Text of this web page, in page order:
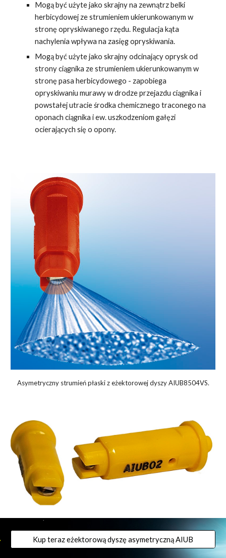
Mogą być użyte jako skrajny na zewnątrz belki
herbicydowej ze strumieniem ukierunkowanym w
stronę opryskiwanego rzędu. Regulacja kąta
nachylenia wpływa na zasięg opryskiwania.
Mogą być użyte jako skrajny odcinający oprysk od
strony ciągnika ze strumieniem ukierunkowanym w
stronę pasa herbicydowego - zapobiega
opryskiwaniu murawy w drodze przejazdu ciągnika i
powstałej utracie środka chemicznego traconego na
oponach ciągnika i ew. uszkodzeniom gałęzi
ocierających się o opony.
Asymetryczny strumień płaski z eżektorowej dyszy AIUB8504VS.
Kup teraz eżektorową dyszę asymetryczną AIUB